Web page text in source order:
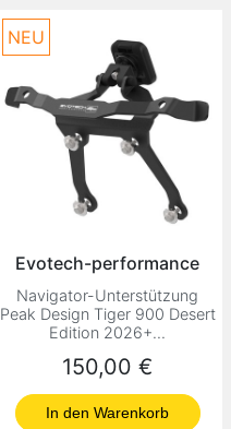
Evotech-performance
Navigator-Unterstützung
Peak Design Tiger 900 Desert
Edition 2026+...
Preis
150,00 €
In den Warenkorb
NEU